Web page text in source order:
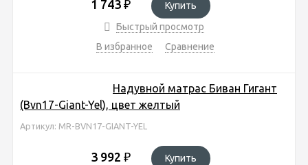
1 743 ₽
Купить
Быстрый просмотр
В избранное
Сравнение
Надувной матрас Биван Гигант
(Bvn17-Giant-Yel), цвет желтый
Артикул: MR-BVN17-GIANT-YEL
3 992 ₽
Купить